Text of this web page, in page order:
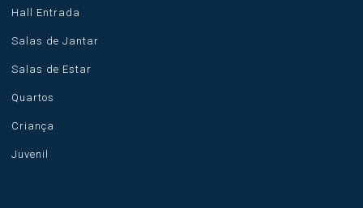
Hall Entrada
Salas de Jantar
Salas de Estar
Quartos
Criança
Juvenil